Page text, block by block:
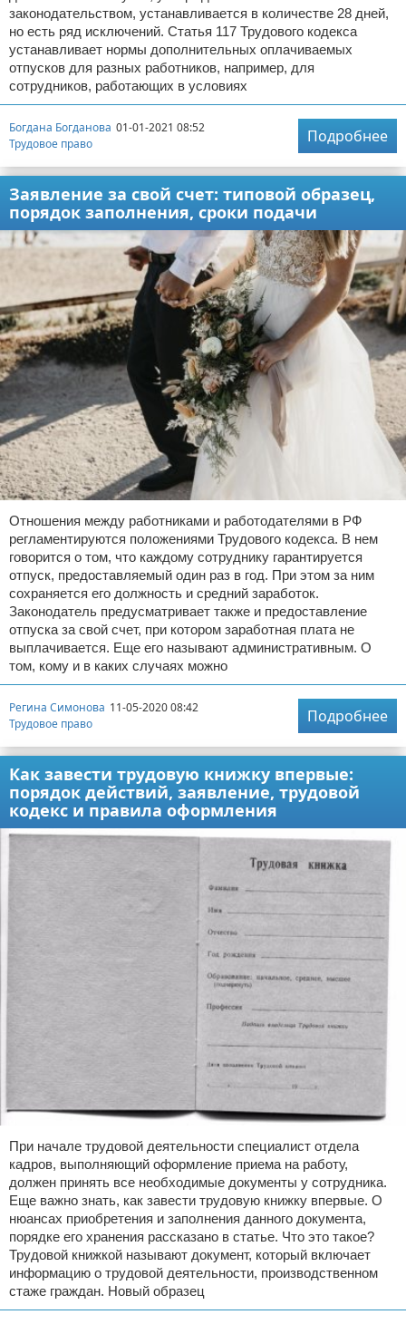
законодательством, устанавливается в количестве 28 дней,
но есть ряд исключений. Статья 117 Трудового кодекса
устанавливает нормы дополнительных оплачиваемых
отпусков для разных работников, например, для
сотрудников, работающих в условиях
Богдана Богданова 01-01-2021 08:52
Трудовое право
Подробнее
Заявление за свой счет: типовой образец,
порядок заполнения, сроки подачи
Отношения между работниками и работодателями в РФ
регламентируются положениями Трудового кодекса. В нем
говорится о том, что каждому сотруднику гарантируется
отпуск, предоставляемый один раз в год. При этом за ним
сохраняется его должность и средний заработок.
Законодатель предусматривает также и предоставление
отпуска за свой счет, при котором заработная плата не
выплачивается. Еще его называют административным. О
том, кому и в каких случаях можно
Регина Симонова 11-05-2020 08:42
Трудовое право
Подробнее
Как завести трудовую книжку впервые:
порядок действий, заявление, трудовой
кодекс и правила оформления
При начале трудовой деятельности специалист отдела
кадров, выполняющий оформление приема на работу,
должен принять все необходимые документы у сотрудника.
Еще важно знать, как завести трудовую книжку впервые. О
нюансах приобретения и заполнения данного документа,
порядке его хранения рассказано в статье. Что это такое?
Трудовой книжкой называют документ, который включает
информацию о трудовой деятельности, производственном
стаже граждан. Новый образец